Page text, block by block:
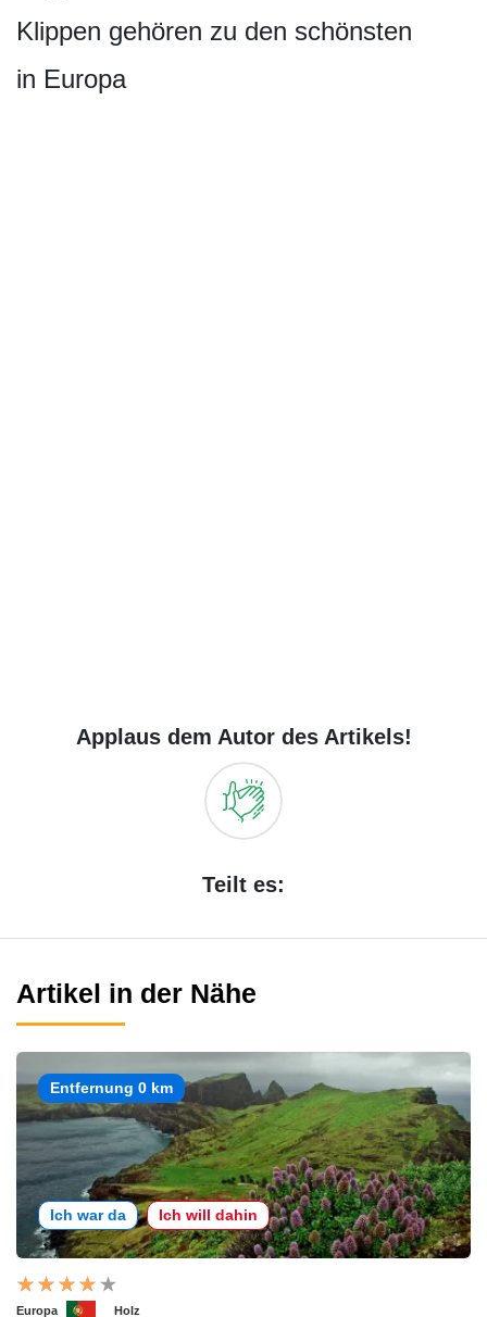
Klippen gehören zu den schönsten
in Europa
Applaus dem Autor des Artikels!
Teilt es:
Artikel in der Nähe
Entfernung 0 km
Ich war da Ich will dahin
Europa Holz